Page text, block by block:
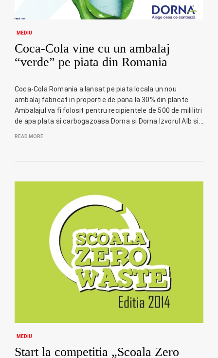
MEDIU
Coca-Cola vine cu un ambalaj
“verde” pe piata din Romania
Coca-Cola Romania a lansat pe piata locala un nou
ambalaj fabricat in proportie de pana la 30% din plante.
Ambalajul va fi folosit pentru recipientele de 500 de mililitri
de apa plata si carbogazoasa Dorna si Dorna Izvorul Alb si…
READ MORE
MEDIU
Start la competitia „Scoala Zero